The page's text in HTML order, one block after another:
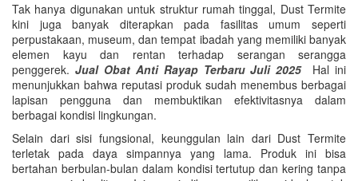
Tak hanya digunakan untuk struktur rumah tinggal, Dust Termite
kini juga banyak diterapkan pada fasilitas umum seperti
perpustakaan, museum, dan tempat ibadah yang memiliki banyak
elemen kayu dan rentan terhadap serangan serangga
penggerek. Jual Obat Anti Rayap Terbaru Juli 2025Hal ini
menunjukkan bahwa reputasi produk sudah menembus berbagai
lapisan pengguna dan membuktikan efektivitasnya dalam
berbagai kondisi lingkungan.
Selain dari sisi fungsional, keunggulan lain dari Dust Termite
terletak pada daya simpannya yang lama. Produk ini bisa
bertahan berbulan-bulan dalam kondisi tertutup dan kering tanpa